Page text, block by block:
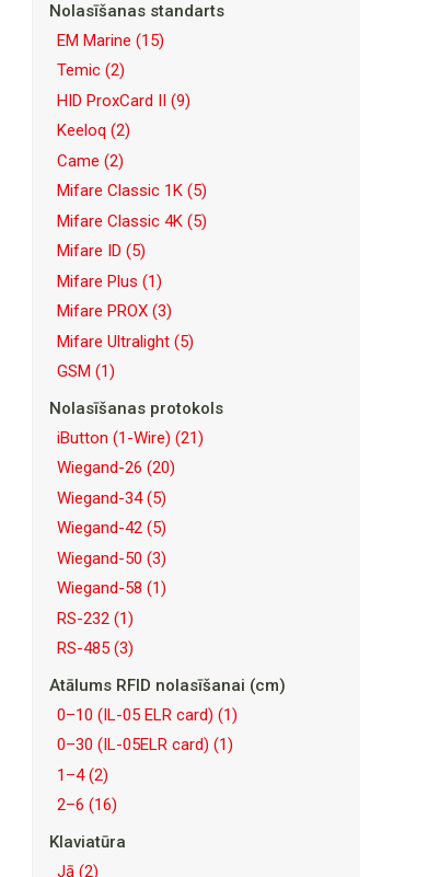
Nolasīšanas standarts
EM Marine (15)
Temic (2)
HID ProxCard II (9)
Keeloq (2)
Came (2)
Mifare Classic 1K (5)
Mifare Classic 4K (5)
Mifare ID (5)
Mifare Plus (1)
Mifare PROX (3)
Mifare Ultralight (5)
GSM (1)
Nolasīšanas protokols
iButton (1-Wire) (21)
Wiegand-26 (20)
Wiegand-34(5)
Wiegand-42 (5)
Wiegand-50 (3)
Wiegand-58 (1)
RS-232 (1)
RS-485 (3)
Atālums RFID nolasīšanai (cm)
0–10 (IL-05 ELR card) (1)
0–30 (IL-05ELR card) (1)
1–4(2)
2–6 (16)
Klaviatūra
Jā (2)